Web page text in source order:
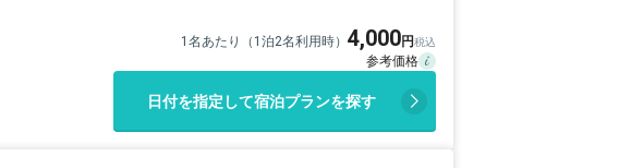
1名あたり（1泊2名利用時） 4,000
日付を指定して宿泊プランを探す